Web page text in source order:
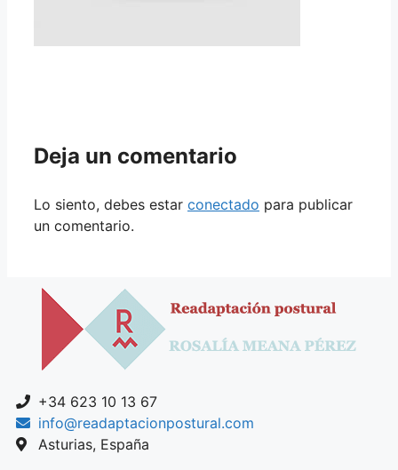
Deja un comentario
Lo siento, debes estar conectado para publicar
un comentario.
+34 623 10 13 67
info@readaptacionpostural.com
Asturias, España